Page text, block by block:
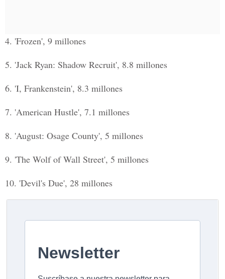
4. 'Frozen', 9 millones
5. 'Jack Ryan: Shadow Recruit', 8.8 millones
6. 'I, Frankenstein', 8.3 millones
7. 'American Hustle', 7.1 millones
8. 'August: Osage County', 5 millones
9. 'The Wolf of Wall Street', 5 millones
10. 'Devil's Due', 28 millones